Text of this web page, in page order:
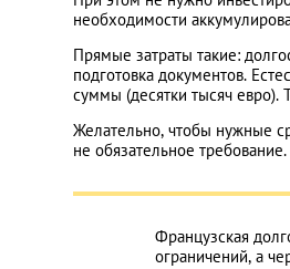
Франция
Черногория
Другие
необходимости
Прямые затраты такие:
подготовка документов.
суммы (десятки тысяч евро).
Желательно, чтобы нужные
не обязательное требование.
Французская
ограничений, а